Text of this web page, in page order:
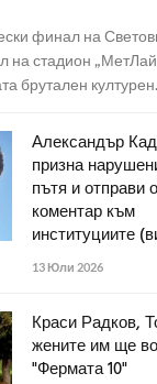
финал на
на стадион
брутален
Александър
призна
пътя и отправи
коментар към
институциите
13 Юли 2026
Краси Радков,
жените им ще
"Фермата 10"